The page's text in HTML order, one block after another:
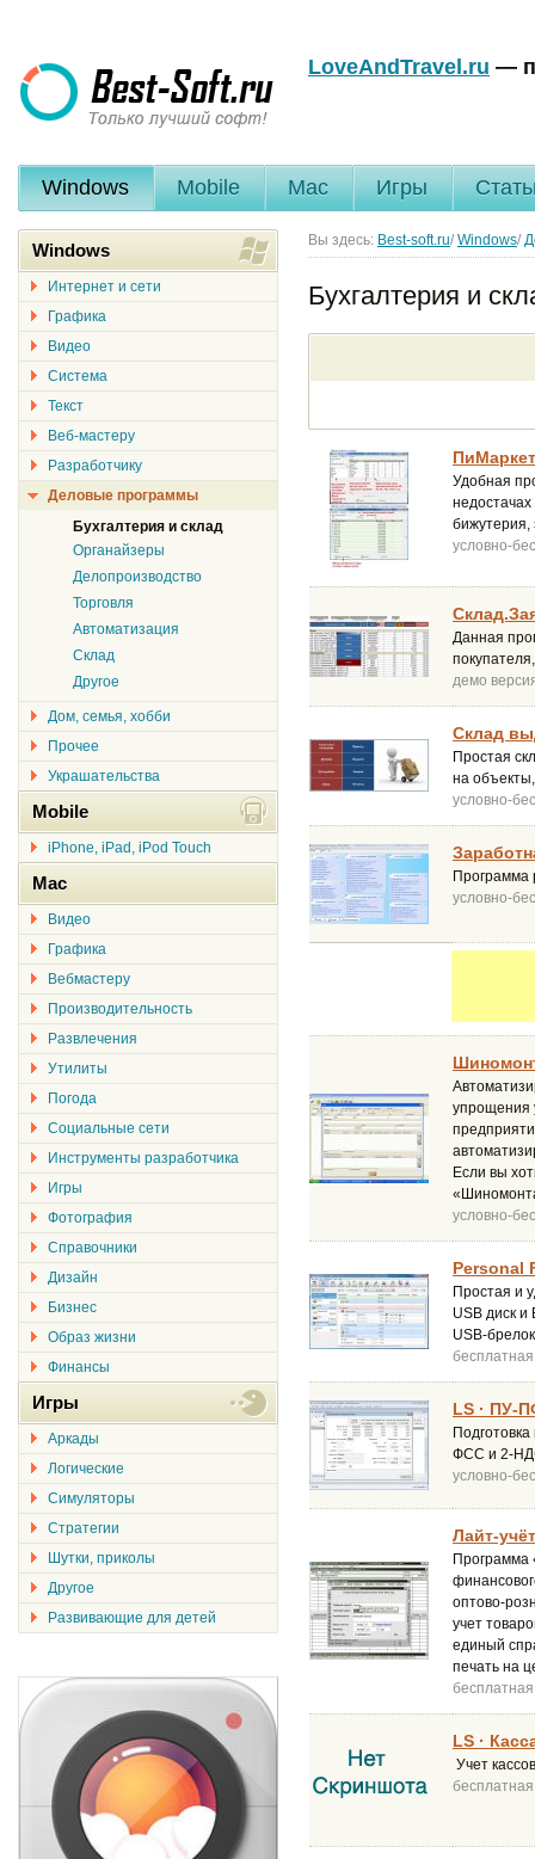
LoveAndTravel.ru —
Windows Mobile Mac Игры
Вы здесь: Best-soft.ru/ Windows/
Бухгалтерия и
Удобная
бижутерия,
условно-
Данная
демо
Склад
Простая
на
условно-
Программа
условно-
упрощения
Если вы
условно-
Personal
Простая и
USB диск и
USB-
бесплатная
LS · ПУ-
ФСС и 2-
условно-
Лайт-
Программа
оптово-
учет
единый
печать на
бесплатная
LS ·
Учет
бесплатная
Windows
Интернет и сети
Графика
Видео
Система
Текст
Веб-мастеру
Разработчику
Деловые программы
Бухгалтерия и склад
Органайзеры
Делопроизводство
Торговля
Автоматизация
Склад
Другое
Дом, семья, хобби
Прочее
Украшательства
Mobile
iPhone, iPad, iPod Touch
Mac
Видео
Графика
Вебмастеру
Производительность
Развлечения
Утилиты
Погода
Социальные сети
Инструменты разработчика
Игры
Фотография
Справочники
Дизайн
Бизнес
Образ жизни
Финансы
Игры
Аркады
Логические
Симуляторы
Стратегии
Шутки, приколы
Другое
Развивающие для детей